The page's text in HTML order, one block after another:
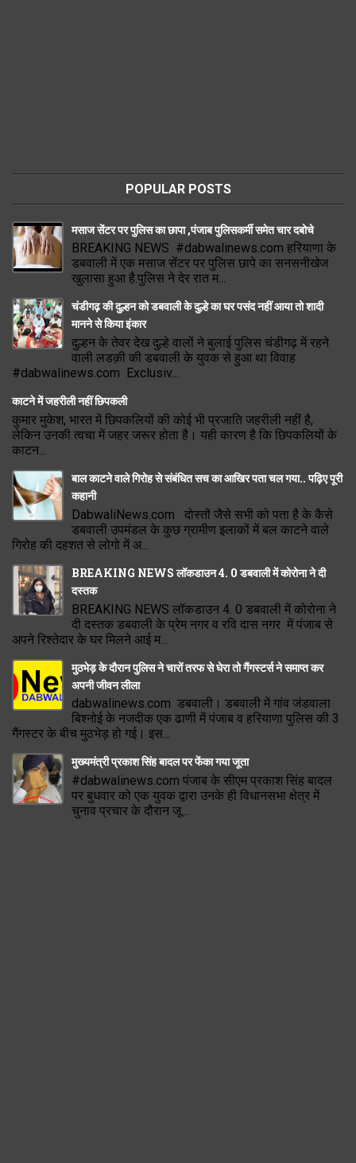
POPULAR POSTS
मसाज सेंटर पर पुलिस का छापा ,पंजाब पुलिसकर्मी समेत चार दबोचे
BREAKING NEWS #dabwalinews.com हरियाणा के
डबवाली में एक मसाज सेंटर पर पुलिस छापे का सनसनीखेज
खुलासा हुआ है.पुलिस ने देर रात म...
चंडीगढ़ की दुल्हन को डबवाली के दुल्हे का घर पसंद नहीं आया तो शादी
मानने से किया इंकार
दुल्हन के तेवर देख दुल्हे वालों ने बुलाई पुलिस चंडीगढ़ में रहने
वाली लडक़ी की डबवाली के युवक से हुआ था विवाह
#dabwalinews.com Exclusiv...
काटने में जहरीली नहीं छिपकली
कुमार मुकेश, भारत में छिपकलियों की कोई भी प्रजाति जहरीली नहीं है,
लेकिन उनकी त्वचा में जहर जरूर होता है। यही कारण है कि छिपकलियों के
काटन...
बाल काटने वाले गिरोह से संबंधित सच का आखिर पता चल गया.. पढ़िए पूरी
कहानी
DabwaliNews.com दोस्तों जैसे सभी को पता है के कैसे
डबवाली उपमंडल के कुछ ग्रामीण इलाकों में बल काटने वाले
गिरोह की दहशत से लोगो में अ...
BREAKING NEWS लॉकडाउन 4. 0 डबवाली में कोरोना ने दी
दस्तक
BREAKING NEWS लॉकडाउन 4. 0 डबवाली में कोरोना ने
दी दस्तक डबवाली के प्रेम नगर व रवि दास नगर में पंजाब से
अपने रिश्तेदार के घर मिलने आई म...
मुठभेड़ के दौरान पुलिस ने चारों तरफ से घेरा तो गैंगस्टर्स ने समाप्त कर
अपनी जीवन लीला
dabwalinews.com डबवाली। डबवाली में गांव जंडवाला
बिश्नोई के नजदीक एक ढाणी में पंजाब व हरियाणा पुलिस की 3
गैंगस्टर के बीच मुठभेड़ हो गई। इस...
मुख्यमंत्री प्रकाश सिंह बादल पर फेंका गया जूता
#dabwalinews.com पंजाब के सीएम प्रकाश सिंह बादल
पर बुधवार को एक युवक द्वारा उनके ही विधानसभा क्षेत्र में
चुनाव प्रचार के दौरान जू...